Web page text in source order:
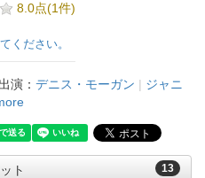
8.0点(1件)
ください。
出演： デニス・モーガン | ジャニ
13
ト